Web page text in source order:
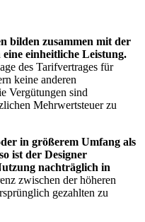
bilden zusammen mit der
einheitliche Leistung.
des Tarifvertrages für
keine anderen
Vergütungen sind
Mehrwertsteuer zu
in größerem Umfang als
ist der Designer
nachträglich in
zwischen der höheren
gezahlten zu